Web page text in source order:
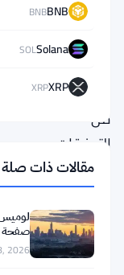
(ETF)
شهدت
تاريخية
من
التدفقات
الخارجة
لمدة
أيام،
BNB
BNB
Solana
SOL
XRP
XRP
مقالات ذات صلة
صفحة
2026